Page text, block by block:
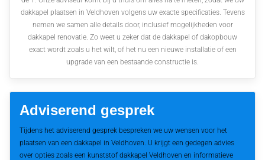
dakkapel plaatsen in Veldhoven volgens uw exacte specificaties. Tevens
nemen we samen alle details door, inclusief mogelijkheden voor
dakkapel renovatie. Zo weet u zeker dat de dakkapel of dakopbouw
exact wordt zoals u het wilt, of het nu een nieuwe installatie of een
upgrade van een bestaande constructie is.
Adviserend gesprek
Tijdens het adviserend gesprek bespreken we uw wensen voor het
plaatsen van een dakkapel in Veldhoven. U krijgt een gedegen advies
over opties zoals een kunststof dakkapel Veldhoven en informatieve